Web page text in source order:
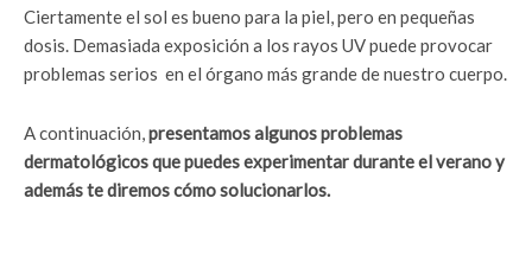
Ciertamente el sol es bueno para la piel, pero en pequeñas
dosis. Demasiada exposición a los rayos UV puede provocar
problemas serios en el órgano más grande de nuestro cuerpo.
A continuación,presentamos algunos problemas
dermatológicos que puedes experimentar durante el verano y
además te diremos cómo solucionarlos.